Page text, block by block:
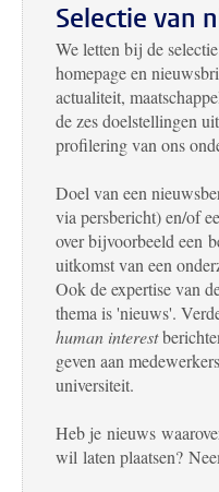
Selectie van
We letten bij de
homepage en
actualiteit,
de zes doelstellingen
profilering van ons
Doel van een
via persbericht) en/of
over bijvoorbeeld een
uitkomst van een
Ook de expertise van
thema is 'nieuws'.
human interest
geven aan
universiteit.
Heb je nieuws
wil laten plaatsen?